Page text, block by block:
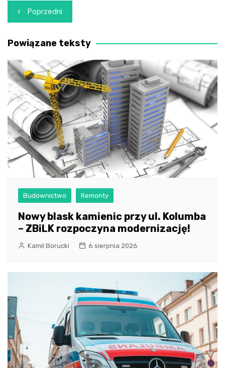
Nawigacja
wpisu
Poprzedni
Powiązane teksty
Budownictwo Remonty
Nowy blask kamienic przy ul. Kolumba
– ZBiLK rozpoczyna modernizację!
Kamil Borucki 6 sierpnia 2026